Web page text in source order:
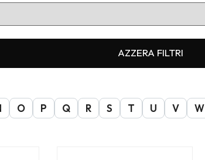
AZZERA FILTRI
O P Q R S T U V W